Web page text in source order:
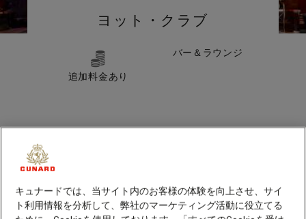
ヨット・クラブ
追加料金あり
of
crew
バー＆ラウンジ
で。ヨット・クラブはクイーン・ヴィクトリア
とクイーン・エリザベスに乗船したら必ず訪れ
たいスポットです。
キュナードでは、当サイト内のお客様の体験を向上させ、サイ
ト利用情報を分析して、弊社のマーケティング活動に役立てる